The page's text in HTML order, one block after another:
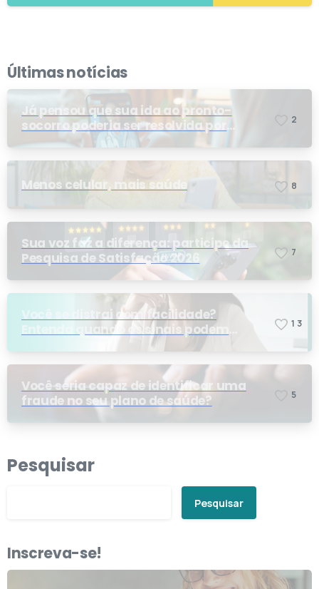
Últimas notícias
Já pensou que sua ida ao pronto-
socorro poderia ser resolvida por
telemedicina?
2
Menos celular, mais saúde 8
Sua voz faz a diferença: participe da
Pesquisa de Satisfação 2026
7
Você se distrai com facilidade?
Entenda quando os sinais podem
1 3
Você seria capaz de identificar uma
fraude no seu plano de saúde?
5
Pesquisar
Pesquisar
Inscreva-se!